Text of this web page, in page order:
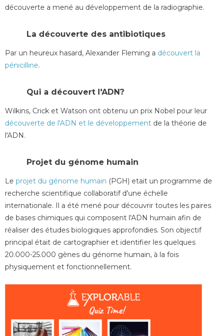
découverte a mené au développement de la radiographie.
La découverte des antibiotiques
Par un heureux hasard, Alexander Fleming a découvert la
pénicilline.
Qui a découvert l'ADN?
Wilkins, Crick et Watson ont obtenu un prix Nobel pour leur
découverte de l'ADN et le développement de la théorie de
l'ADN.
Projet du génome humain
Le projet du génome humain (PGH) etait un programme de
recherche scientifique collaboratif d'une échelle
internationale. Il a été mené pour découvrir toutes les paires
de bases chimiques qui composent l'ADN humain afin de
réaliser des études biologiques approfondies. Son objectif
principal était de cartographier et identifier les quelques
20.000-25.000 gènes du génome humain, à la fois
physiquement et fonctionnellement.